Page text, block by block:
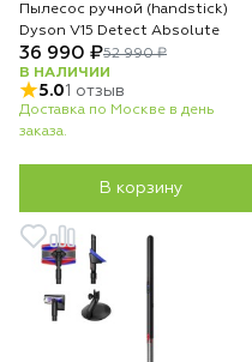
Пылесос ручной (handstick)
Dyson V15 Detect Absolute
36 990 ₽52 990 ₽
В НАЛИЧИИ
5.01 отзыв
Доставка по Москве в день
заказа.
В корзину